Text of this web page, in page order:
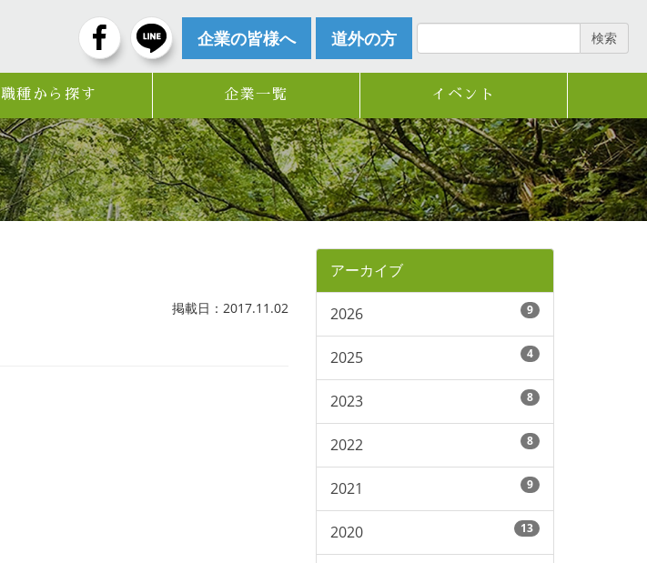
企業の皆様へ 道外の方 検索
職種から探す 企業一覧 イベント
掲載日：2017.11.02
アーカイブ
2026 9
2025 4
2023 8
2022 8
2021 9
2020 13